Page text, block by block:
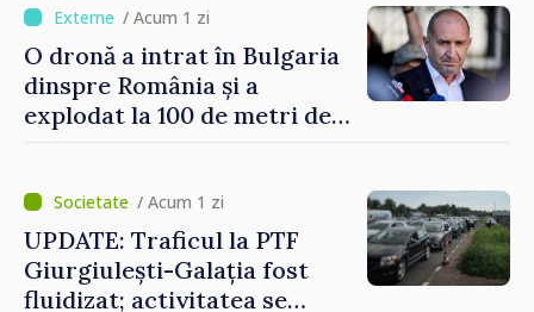
vehicul aerian”
/ Acum 1 zi
O dronă a intrat în Bulgaria
dinspre România și a
explodat la 100 de metri de
/ Acum 1 zi
UPDATE: Traficul la PTF
Giurgiulești-Galația fost
fluidizat; activitatea se